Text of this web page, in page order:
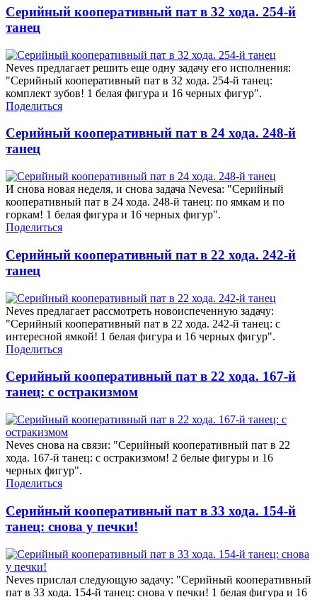
Серийный кооперативный пат в 32 хода. 254-й
танец
Neves предлагает решить еще одну задачу его исполнения:
"Серийный кооперативный пат в 32 хода. 254-й танец:
комплект зубов! 1 белая фигура и 16 черных фигур".
Поделиться
Серийный кооперативный пат в 24 хода. 248-й
танец
И снова новая неделя, и снова задача Nevesa: "Серийный
кооперативный пат в 24 хода. 248-й танец: по ямкам и по
горкам! 1 белая фигура и 16 черных фигур".
Поделиться
Серийный кооперативный пат в 22 хода. 242-й
танец
Neves предлагает рассмотреть новоиспеченную задачу:
"Серийный кооперативный пат в 22 хода. 242-й танец: с
интересной ямкой! 1 белая фигура и 16 черных фигур".
Поделиться
Серийный кооперативный пат в 22 хода. 167-й
танец: с остракизмом
Neves снова на связи: "Серийный кооперативный пат в 22
хода. 167-й танец: с остракизмом! 2 белые фигуры и 16
черных фигур".
Поделиться
Серийный кооперативный пат в 33 хода. 154-й
танец: снова у печки!
Neves прислал следующую задачу: "Серийный кооперативный
пат в 33 хода. 154-й танец: снова у печки! 1 белая фигура и 16